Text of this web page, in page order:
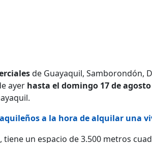
de Guayaquil, Samborondón,
ayer hasta el domingo 17 de agosto
a la hora de alquilar una
un espacio de 3.500 metros